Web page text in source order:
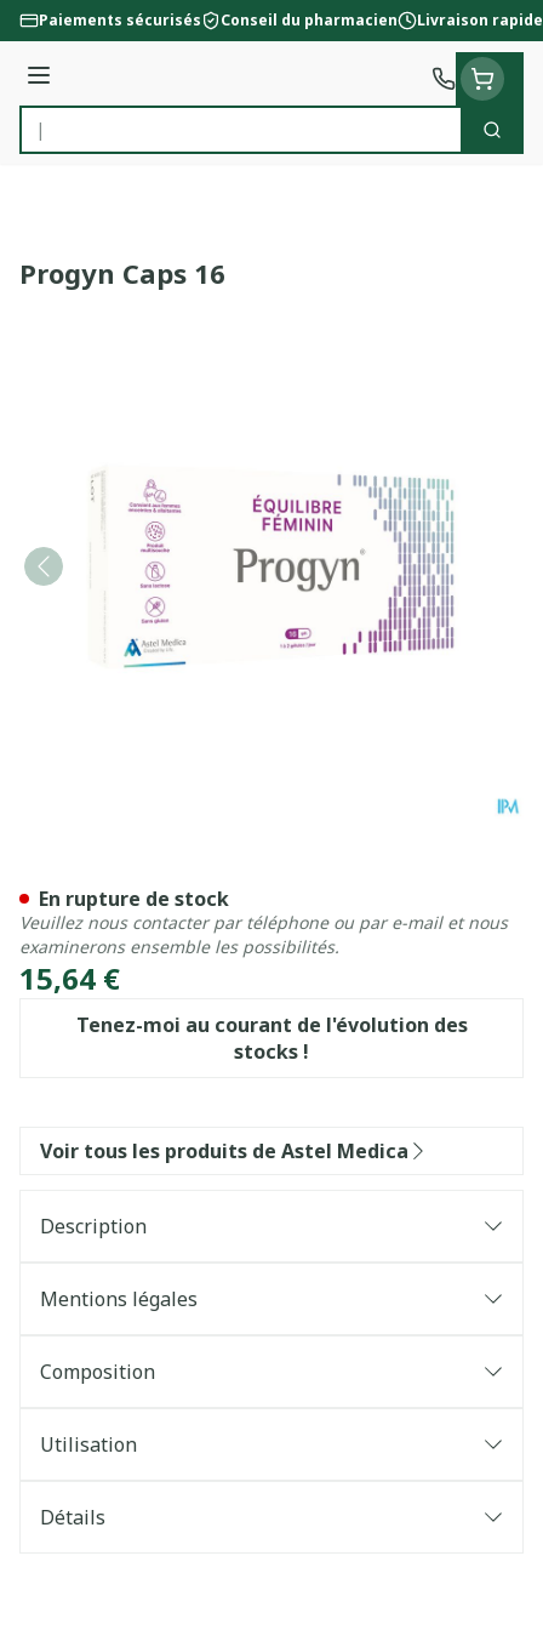
Aller au contenu
Paiements sécurisés Conseil du pharmacien Livraison rapide
Menu
Rechercher
Progyn Caps 16
15,64 €
Tenez-moi au courant de l'évolution des
stocks !
En rupture de stock
Veuillez nous contacter par téléphone ou par e-mail et nous
examinerons ensemble les possibilités.
Voir tous les produits de Astel Medica
Description
Mentions légales
Composition
Utilisation
Détails